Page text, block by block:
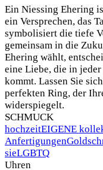
Ein Niessing Ehering
ein Versprechen, das
symbolisiert die tiefe
gemeinsam in die
Ehering wählt,
eine Liebe, die in
kommt. Lassen Sie
perfekten Ring, der
widerspiegelt.
SCHMUCK
hochzeitEIGENE
Anfertigungen
sieLGBTQ
Uhren